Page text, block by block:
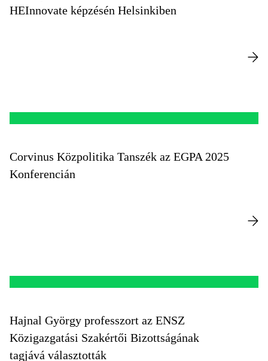
HEInnovate képzésén Helsinkiben
Corvinus Közpolitika Tanszék az EGPA 2025
Konferencián
Hajnal György professzort az ENSZ
Közigazgatási Szakértői Bizottságának
tagjává választották